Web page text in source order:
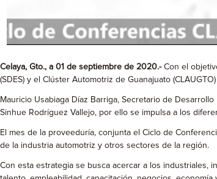
Celaya, Gto., a 01 de septiembre de 2020.-Con el
(SDES) y el Clúster Automotriz de Guanajuato
Mauricio Usabiaga Díaz Barriga, Secretario de
Sinhue Rodríguez Vallejo, por ello se impulsa a los
El mes de la proveeduría, conjunta el Ciclo de
de la industria automotriz y otros sectores de la región.
Con esta estrategia se busca acercar a los industriales,